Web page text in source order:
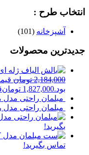
انتخاب طرح :
آشپزخانه (101)
جدیدترین محصولات
2,184,000 تومان
بود.1,827,000 تومان
مبلمان راحتی مدل
مبلمان راحتی مدل
بگیرید!
تماس بگیرید!